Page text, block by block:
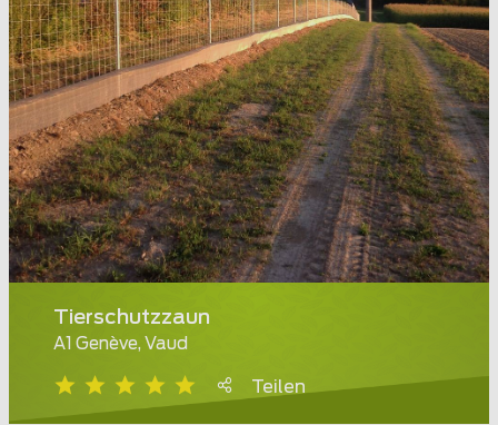
Tierschutzzaun
A1 Genève, Vaud
Teilen